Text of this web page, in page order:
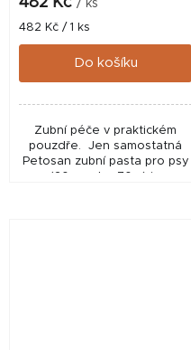
/ ks
Měrná
cena:
482 Kč / 1 ks
Do košíku
Zubní péče v praktickém
pouzdře. Jen samostatná
Petosan zubní pasta pro psy
(20 g nebo 70 g) je